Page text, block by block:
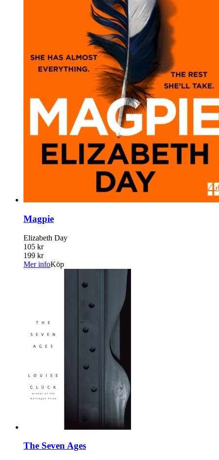
Magpie
Elizabeth Day
105 kr
199 kr
Mer infoKöp
The Seven Ages